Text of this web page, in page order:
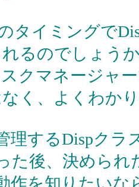
タイミングで
るのでしょう
クマネージャ
く、よくわか
理するDispク
た後、決めら
作を知りたい